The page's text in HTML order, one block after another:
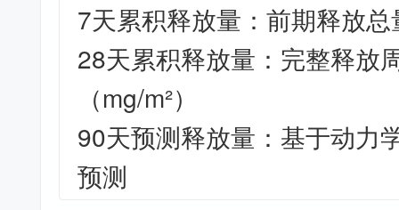
7天累积释放量：前期释放总
28天累积释放量：完整释放
（mg/m²）
90天预测释放量：基于动力
预测